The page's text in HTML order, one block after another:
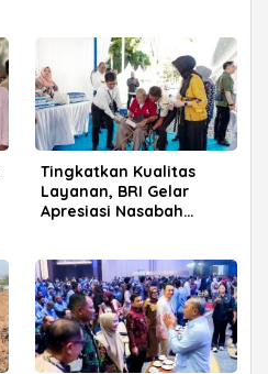
Tingkatkan Kualitas
Layanan, BRI Gelar
Apresiasi Nasabah